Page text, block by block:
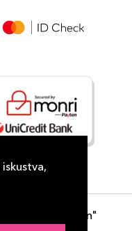
Lux Distribution"